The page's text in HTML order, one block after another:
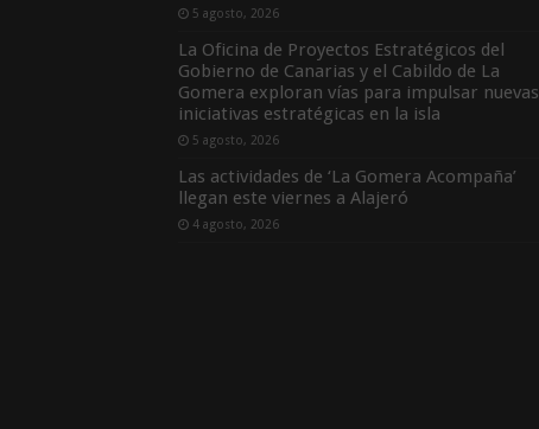
5 agosto, 2026
La Oficina de Proyectos Estratégicos del
Gobierno de Canarias y el Cabildo de La
Gomera exploran vías para impulsar nuevas
iniciativas estratégicas en la isla
5 agosto, 2026
Las actividades de ‘La Gomera Acompaña’
llegan este viernes a Alajeró
4 agosto, 2026